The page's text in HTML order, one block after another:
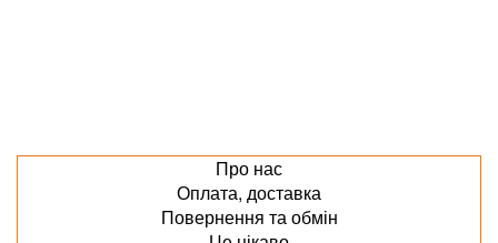
Про нас
Оплата, доставка
Повернення та обмін